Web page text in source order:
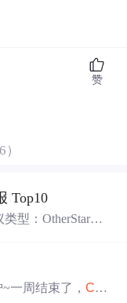
赞
Top10
型：OtherStar数
论文相关，旨在
一周结束了，CS